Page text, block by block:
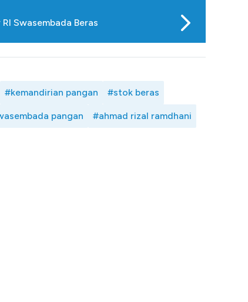
Swasembada Beras
#kemandirian pangan #stok beras
pangan #ahmad rizal ramdhani